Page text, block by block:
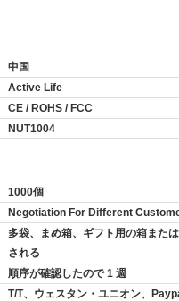
中国
Active Life
CE / ROHS / FCC
NUT1004
1000個
Negotiation For Different
多袋、まめ箱、ギフト用の箱また
される
順序が確認したので 1 週
T/T、ウェスタン・ユニオン、